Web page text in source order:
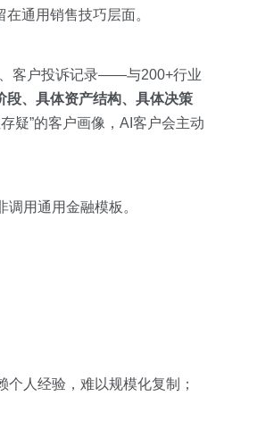
通用销售技巧层面。
客户投诉记录——与200+行业
段、具体资产结构、具体决策
疑”的客户画像，AI客户会主动
调用通用金融模板。
人经验，难以规模化复制；